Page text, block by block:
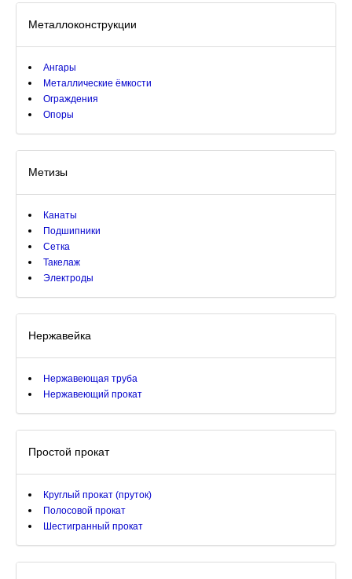
Металлоконструкции
Ангары
Металлические ёмкости
Ограждения
Опоры
Метизы
Канаты
Подшипники
Сетка
Такелаж
Электроды
Нержавейка
Нержавеющая труба
Нержавеющий прокат
Простой прокат
Круглый прокат (пруток)
Полосовой прокат
Шестигранный прокат